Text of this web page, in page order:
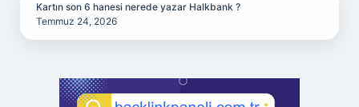
Kartın son 6 hanesi nerede yazar Halkbank ?
Temmuz 24, 2026